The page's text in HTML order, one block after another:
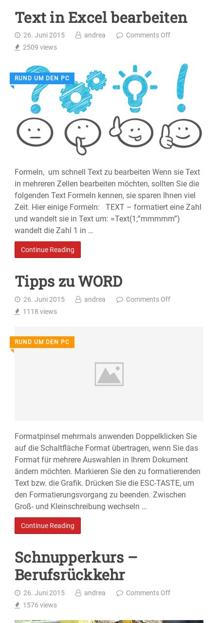
Text in Excel bearbeiten
26. Juni 2015 andrea
Comments Off
2509 views
RUND UM DEN PC
◥
Formeln, um schnell Text zu bearbeiten Wenn sie Text
in mehreren Zellen bearbeiten möchten, sollten Sie die
folgenden Text Formeln kennen, sie sparen Ihnen viel
Zeit. Hier einige Formeln: TEXT – formatiert eine Zahl
und wandelt sie in Text um: =Text(1;”mmmmm”)
wandelt die Zahl 1 in …
Continue Reading
Tipps zu WORD
26. Juni 2015 andrea
Comments Off
1118 views
RUND UM DEN PC
◥
Formatpinsel mehrmals anwenden Doppelklicken Sie
auf die Schaltfläche Format übertragen, wenn Sie das
Format für mehrere Auswahlen in Ihrem Dokument
ändern möchten. Markieren Sie den zu formatierenden
Text bzw. die Grafik. Drücken Sie die ESC-TASTE, um
den Formatierungsvorgang zu beenden. Zwischen
Groß- und Kleinschreibung wechseln …
Continue Reading
Schnupperkurs –
Berufsrückkehr
26. Juni 2015 andrea
Comments Off
1576 views